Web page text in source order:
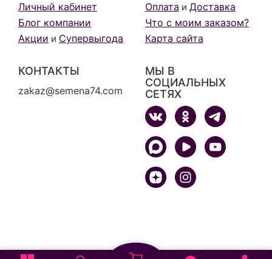
Личный кабинет
Блог компании
Акции и Супервыгода
Оплата и Доставка
Что с моим заказом?
Карта сайта
КОНТАКТЫ
zakaz@semena74.com
МЫ В
СОЦИАЛЬНЫХ
СЕТЯХ